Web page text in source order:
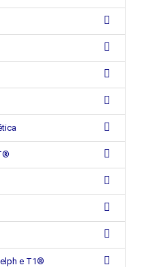
e T1®